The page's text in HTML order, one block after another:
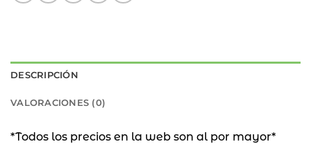
DESCRIPCIÓN
VALORACIONES (0)
*Todos los precios en la web son al por mayor*